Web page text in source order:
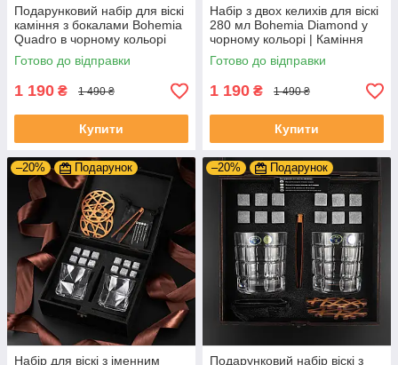
Подарунковий набір для віскі
каміння з бокалами Bohemia
Quadro в чорному кольорі
340 мл
Готово до відправки
1 190 ₴ 1 490 ₴
Купити
Набір з двох келихів для віскі
280 мл Bohemia Diamond у
чорному кольорі | Каміння
для охолодження напою
Готово до відправки
1 190 ₴ 1 490 ₴
Купити
–20% Подарунок
Набір для віскі з іменним
–20% Подарунок
Подарунковий набір віскі з